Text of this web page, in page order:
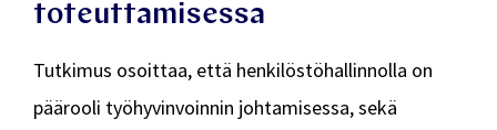
toteuttamisessa
Tutkimus osoittaa, että henkilöstöhallinnolla on
päärooli työhyvinvoinnin johtamisessa, sekä